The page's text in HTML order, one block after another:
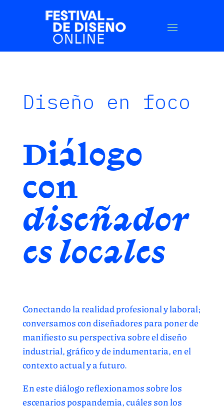
Diseño en foco
Diálogo
con
diseñador
es locales
Conectando la realidad profesional y laboral;
conversamos con diseñadores para poner de
manifiesto su perspectiva sobre el diseño
industrial, gráfico y de indumentaria, en el
contexto actual y a futuro.
En este diálogo reflexionamos sobre los
escenarios pospandemia, cuáles son los